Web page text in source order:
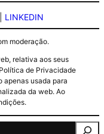
LINKEDIN
moderação.
relativa aos seus
de Privacidade
apenas usada para
da web. Ao